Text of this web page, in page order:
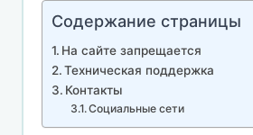
Содержание страницы
На сайте запрещается
Техническая поддержка
Контакты
Социальные сети